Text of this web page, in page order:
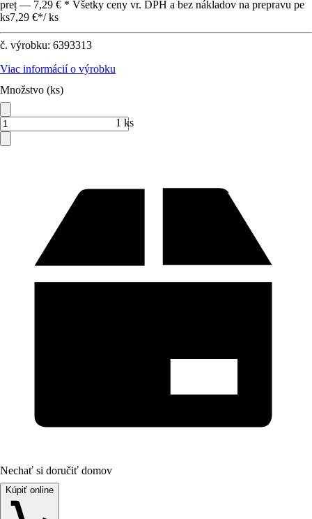
preț — 7,29 € * Všetky ceny vr. DPH a bez nákladov na prepravu pe
ks7,29 €*/ ks
č. výrobku: 6393313
Viac informácií o výrobku
Množstvo (ks)
1 ks
Nechať si doručiť domov
Kúpiť online